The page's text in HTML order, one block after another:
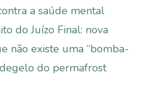
a saúde mental
do Juízo Final: nova
não existe uma “bomba-
do permafrost